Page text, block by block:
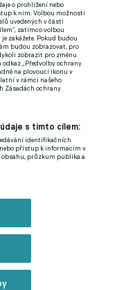
o prohlížení nebo
k nim. Volbou možnosti
uvedených v části
zatímco volbou
zakážete. Pokud budou
budou zobrazovat, pro
zobrazit pro změnu
„Předvolby ochrany
na plovoucí ikonu v
v rámci našeho
Zásadách ochrany
s tímto cílem:
identifikačních
přístup k informacím v
obsahu, průzkum publika a